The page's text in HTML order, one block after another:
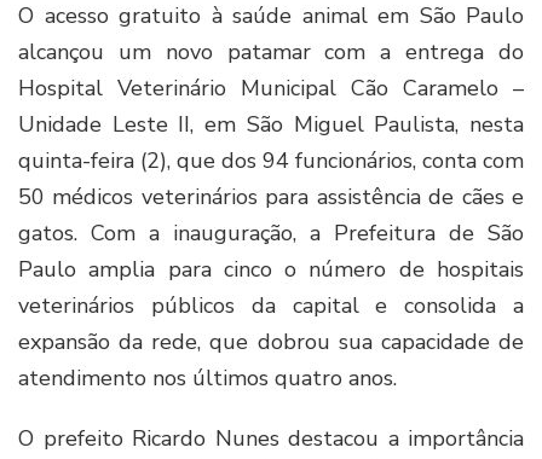
O acesso gratuito à saúde animal em São Paulo
alcançou um novo patamar com a entrega do
Hospital Veterinário Municipal Cão Caramelo –
Unidade Leste II, em São Miguel Paulista, nesta
quinta-feira (2), que dos 94 funcionários, conta com
50 médicos veterinários para assistência de cães e
gatos. Com a inauguração, a Prefeitura de São
Paulo amplia para cinco o número de hospitais
veterinários públicos da capital e consolida a
expansão da rede, que dobrou sua capacidade de
atendimento nos últimos quatro anos.
O prefeito Ricardo Nunes destacou a importância